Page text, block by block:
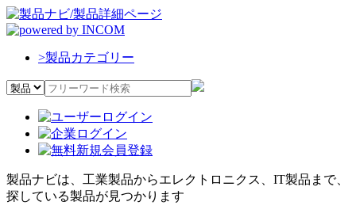
>製品カテゴリー
製品ナビは、工業製品からエレクトロニクス、IT製品まで、
探している製品が見つかります